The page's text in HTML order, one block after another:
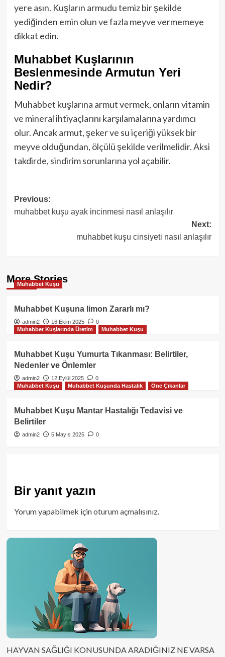
yere asın. Kuşların armudu temiz bir şekilde
yediğinden emin olun ve fazla meyve vermemeye
dikkat edin.
Muhabbet Kuşlarının
Beslenmesinde Armutun Yeri
Nedir?
Muhabbet kuşlarına armut vermek, onların vitamin
ve mineral ihtiyaçlarını karşılamalarına yardımcı
olur. Ancak armut, şeker ve su içeriği yüksek bir
meyve olduğundan, ölçülü şekilde verilmelidir. Aksi
takdirde, sindirim sorunlarına yol açabilir.
Post
navigation
Previous:
muhabbet kuşu ayak incinmesi nasıl anlaşılır
Next:
muhabbet kuşu cinsiyeti nasıl anlaşılır
More Stories
Muhabbet Kuşu
Muhabbet Kuşuna limon Zararlı mı?
admin2 16 Ekim 2025
0
Muhabbet Kuşlarında Üretim
Muhabbet Kuşu
Muhabbet Kuşu Yumurta Tıkanması: Belirtiler,
Nedenler ve Önlemler
admin2 12 Eylül 2025
0
Muhabbet Kuşu
Muhabbet Kuşunda Hastalık Öne Çıkanlar
Muhabbet Kuşu Mantar Hastalığı Tedavisi ve
Belirtiler
admin2 5 Mayıs 2025 0
Bir yanıt yazın
Yorum yapabilmek içinoturum açmalısınız.
HAYVAN SAĞLIĞI KONUSUNDA ARADIĞINIZ NE VARSA